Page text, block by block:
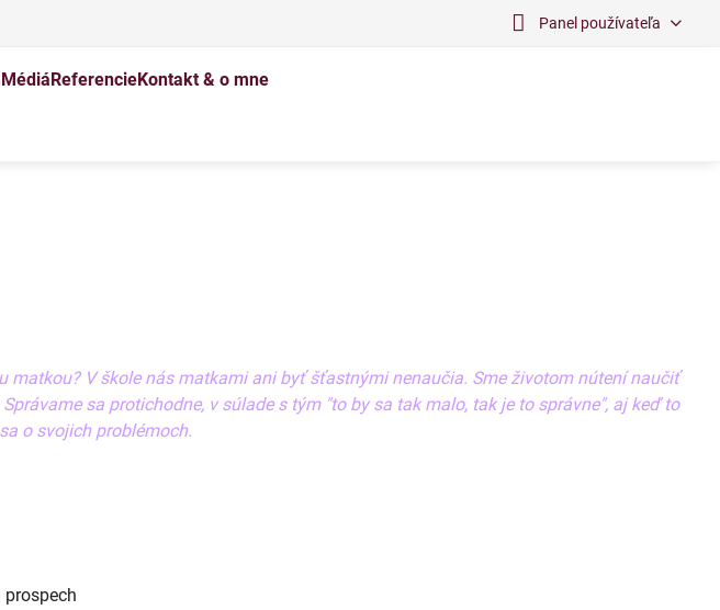
Panel používateľa
MédiáReferencieKontakt & o mne
V škole nás matkami ani byť šťastnými nenaučia. Sme životom nútení naučiť
sa protichodne, v súlade s tým "to by sa tak malo, tak je to správne", aj keď to
o svojich problémoch.